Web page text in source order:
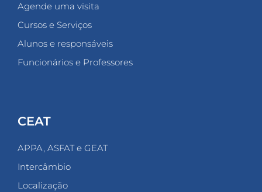
Agende uma visita
Cursos e Serviços
Alunos e responsáveis
Funcionários e Professores
CEAT
APPA, ASFAT e GEAT
Intercâmbio
Localização